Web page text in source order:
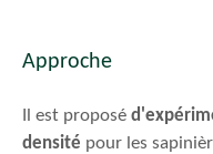
Approche
Il est proposé
densité pour les